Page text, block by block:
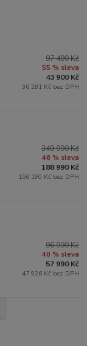
97 490 Kč
55 % sleva
43 900 Kč
36 281 Kč bez DPH
349 990 Kč
46 % sleva
188 990 Kč
156 190 Kč bez DPH
96 990 Kč
40 % sleva
57 990 Kč
47 926 Kč bez DPH